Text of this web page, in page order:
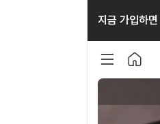
지금 가입하면